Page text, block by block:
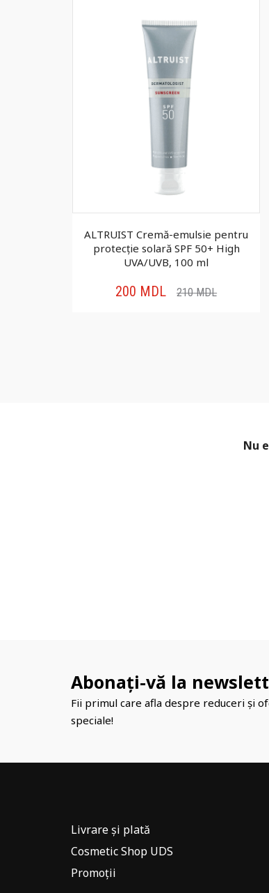
ALTRUIST Cremă-emulsie pentru
protecție solară SPF 50+ High
UVA/UVB, 100 ml
200 MDL 210MDL
Nu
Abonați-vă la
Fii primul care afla despre reduceri și
speciale!
Livrare și plată
Cosmetic Shop UDS
Promoții